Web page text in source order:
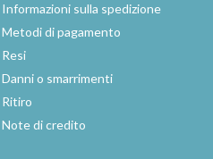
Informazioni sulla spedizione
Metodi di pagamento
Resi
Danni o smarrimenti
Ritiro
Note di credito